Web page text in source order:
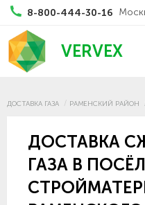
8-800-444-30-16
VERVEX
ДОСТАВКА ГАЗА РАМЕНСКИЙ РАЙОН
ДОСТАВКА
ГАЗА В